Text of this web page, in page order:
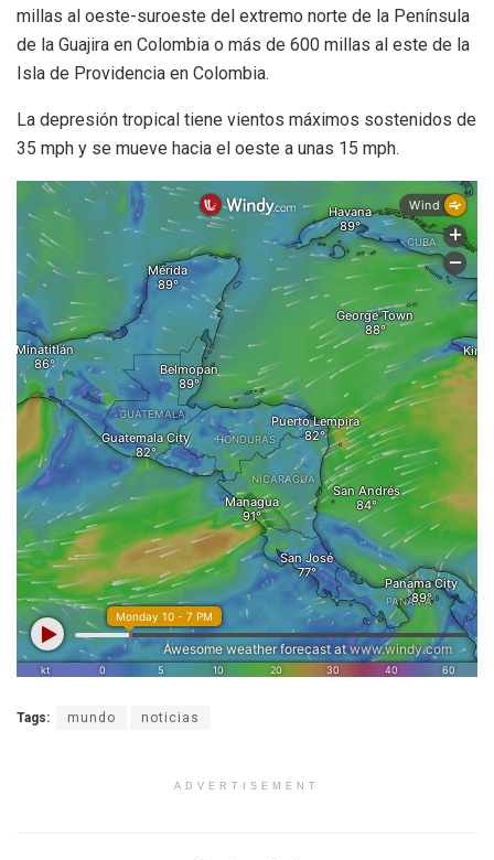
millas al oeste-suroeste del extremo norte de la Península
de la Guajira en Colombia o más de 600 millas al este de la
Isla de Providencia en Colombia.
La depresión tropical tiene vientos máximos sostenidos de
35 mph y se mueve hacia el oeste a unas 15 mph.
Tags: mundo noticias
ADVERTISEMENT